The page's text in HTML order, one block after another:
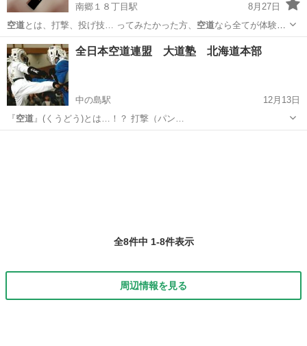
南郷１８丁目駅
8月27日
空道とは、打撃、投げ技… ってみたかった方、 空道なら全てが体験で
き… して様々な理由から空道を始める方がいます…
北海道 札幌市 南郷１８丁目駅 空手/他格闘技 空道
全日本空道連盟 大道塾 北海道本部
中の島駅
12月13日
『空道』(くうどう)とは…！？ 打撃（パン…
全8件中 1-8件表示
周辺情報を見る